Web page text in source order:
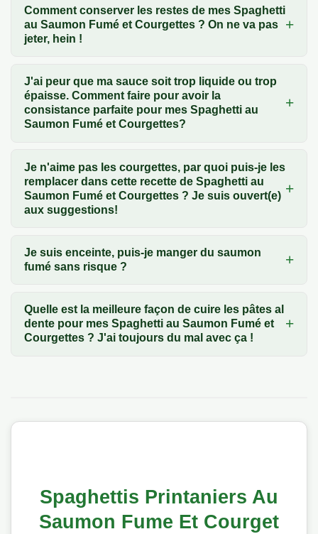
Comment conserver les restes de mes Spaghetti
au Saumon Fumé et Courgettes ? On ne va pas
jeter, hein !
J'ai peur que ma sauce soit trop liquide ou trop
épaisse. Comment faire pour avoir la
consistance parfaite pour mes Spaghetti au
Saumon Fumé et Courgettes?
Je n'aime pas les courgettes, par quoi puis-je les
remplacer dans cette recette de Spaghetti au
Saumon Fumé et Courgettes ? Je suis ouvert(e)
aux suggestions!
Je suis enceinte, puis-je manger du saumon
fumé sans risque ?
Quelle est la meilleure façon de cuire les pâtes al
dente pour mes Spaghetti au Saumon Fumé et
Courgettes ? J'ai toujours du mal avec ça !
Spaghettis Printaniers Au
Saumon Fume Et Courget